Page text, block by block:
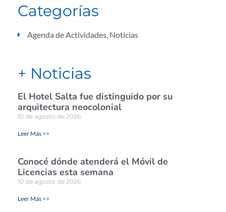
Categorías
Agenda de Actividades, Noticias
+ Noticias
El Hotel Salta fue distinguido por su
arquitectura neocolonial
10 de agosto de 2026
Leer Más >>
Conocé dónde atenderá el Móvil de
Licencias esta semana
10 de agosto de 2026
Leer Más >>